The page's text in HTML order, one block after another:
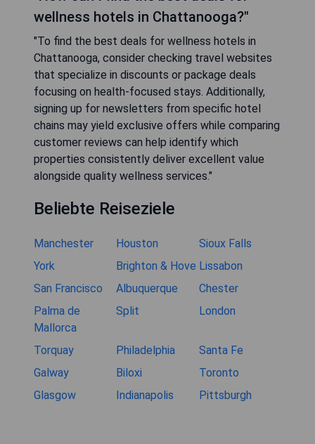
wellness hotels in Chattanooga?"
"To find the best deals for wellness hotels in
Chattanooga, consider checking travel websites
that specialize in discounts or package deals
focusing on health-focused stays. Additionally,
signing up for newsletters from specific hotel
chains may yield exclusive offers while comparing
customer reviews can help identify which
properties consistently deliver excellent value
alongside quality wellness services."
Beliebte Reiseziele
Manchester Houston
Sioux Falls
York
Brighton & Hove Lissabon
San Francisco
Albuquerque
Chester
Palma de
Mallorca
Split London
Torquay Philadelphia
Santa Fe
Galway
Biloxi
Toronto
Glasgow
Indianapolis Pittsburgh